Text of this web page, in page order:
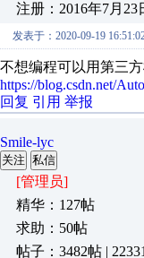
注册：2016年7月23
发表于：2020-09-19
不想编程可以用第三
https://blog.csdn.net/
回复 引用 举报
Smile-lyc
关注 私信
[管理员]
精华：127帖
求助：50帖
帖子：3482帖 |